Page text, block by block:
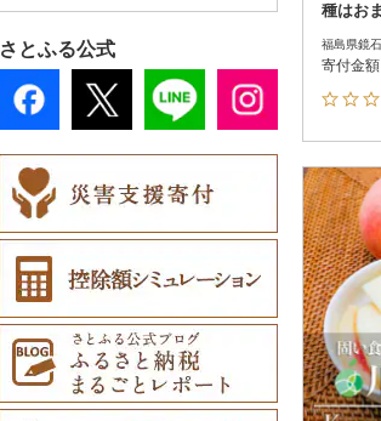
（1）
さとふる公式
種はお
福島県鏡
寄付金額